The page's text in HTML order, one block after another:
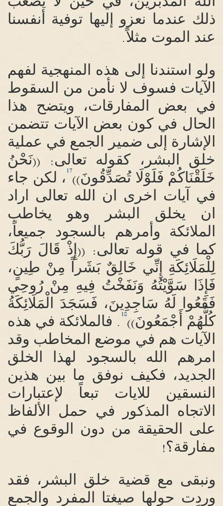
ذلك عندما نعزو إليها توفية أنفسنا
عند الموت مثلاً.
ولو استندنا إلى هذه المنهجية لفهم
الآيات فسوف لا نأمن من السقوط
في بعض المفارقات، ويتضح هذا
الحال في كون بعض الآيات تتضمن
الإشارة إلى ضمير الجمع في عملية
خلق البشر، كقوله تعالى:
((نَحْنُ
خَلَقْنَاكُمْ فَلَوْلَا تُصَدِّقُونَ))
17، لكن جاء
في آيات اخرى ان الله تعالى اراد
ان يخلق البشر وهو يخاطب
الملائكة وأمرهم بالسجود جميعاً،
كما في قوله تعالى:
((إِذْ قَالَ رَبُّكَ
لِلْمَلَائِكَةِ إِنِّي خَالِقٌ بَشَراً مِنْ طِينٍ،
فَإِذَا سَوَّيْتُهُ وَنَفَخْتُ فِيهِ مِنْ رُوحِي
فَقَعُوا لَهُ سَاجِدِينَ، فَسَجَدَ الْمَلَائِكَةُ
كُلُّهُمْ أَجْمَعُونَ))
18
. فالملائكة في هذه
الآيات هم في موضع المخاطب وقد
امرهم الله بالسجود لهذا الخلق
الجديد، فكيف نوفق ما بين هذين
النسقين للايات تبعاً لإعتبارات
الاتجاه المذكور في حمل الألفاظ
على الحقيقة من دون الوقوع في
مفارقة؟!
ونبقى مع قضية خلق البشر، فقد
وردت حولها صيغتا المفرد والجمع